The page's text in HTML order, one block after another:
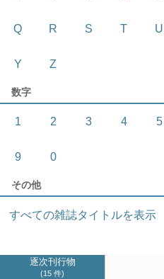
Q R S T U
Y Z
数字
1 2 3 4 5
9 0
その他
すべての雑誌タイトルを表示
逐次刊行物
15 件